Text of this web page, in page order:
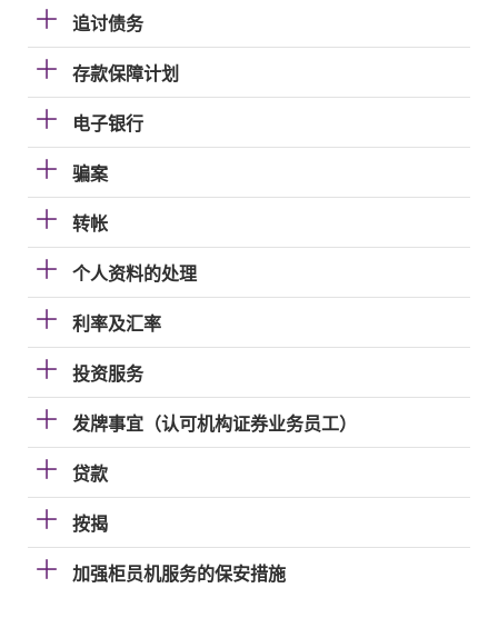
追讨债务
存款保障计划
电子银行
骗案
转帐
个人资料的处理
利率及汇率
投资服务
发牌事宜（认可机构证券业务员工）
贷款
按揭
加强柜员机服务的保安措施